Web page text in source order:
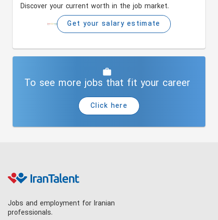
Discover your current worth in the job market.
Get your salary estimate
To see more jobs that fit your career
Click here
Jobs and employment for Iranian
professionals.